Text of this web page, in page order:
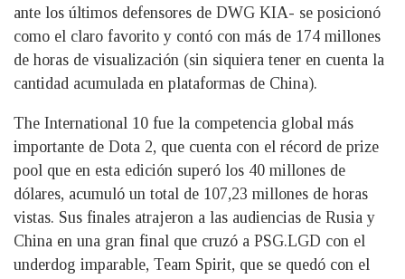
ante los últimos defensores de DWG KIA- se posicionó
como el claro favorito y contó con más de 174 millones
de horas de visualización (sin siquiera tener en cuenta la
cantidad acumulada en plataformas de China).
The International 10 fue la competencia global más
importante de Dota 2, que cuenta con el récord de prize
pool que en esta edición superó los 40 millones de
dólares, acumuló un total de 107,23 millones de horas
vistas. Sus finales atrajeron a las audiencias de Rusia y
China en una gran final que cruzó a PSG.LGD con el
underdog imparable, Team Spirit, que se quedó con el